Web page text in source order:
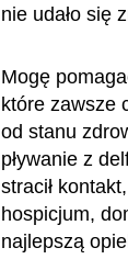
nie udało się
Mogę
które zawsze
od stanu
pływanie z
stracił
hospicjum,
najlepszą